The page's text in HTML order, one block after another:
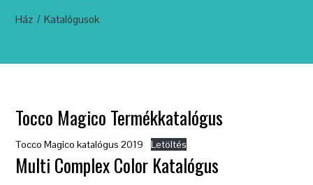
Ház Katalógusok
Tocco Magico Termékkatalógus
Tocco Magico katalógus 2019 Letöltés
Multi Complex Color Katalógus